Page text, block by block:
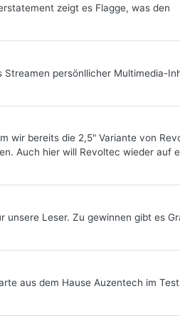
zeigt es Flagge, was den
persönllicher Multimedia-
wir bereits die 2,5" Variante von
Auch hier will Revoltec wieder auf
unsere Leser. Zu gewinnen gibt es
aus dem Hause Auzentech im